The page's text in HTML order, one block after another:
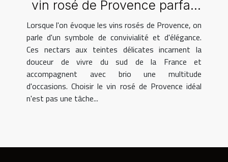
vin rosé de Provence parfait
pour chaque occasion
Lorsque l'on évoque les vins rosés de Provence, on
parle d'un symbole de convivialité et d'élégance.
Ces nectars aux teintes délicates incarnent la
douceur de vivre du sud de la France et
accompagnent avec brio une multitude
d'occasions. Choisir le vin rosé de Provence idéal
n'est pas une tâche...